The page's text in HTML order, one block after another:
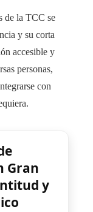
de la TCC se
y su corta
accesible y
personas,
con
Gran
y